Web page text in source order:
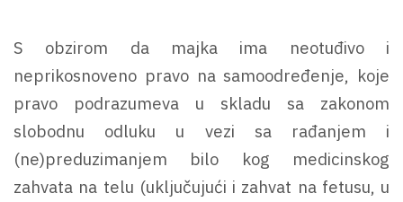
S obzirom da majka ima neotuđivo i
neprikosnoveno pravo na samoodređenje, koje
pravo podrazumeva u skladu sa zakonom
slobodnu odluku u vezi sa rađanjem i
(ne)preduzimanjem bilo kog medicinskog
zahvata na telu (uključujući i zahvat na fetusu, u